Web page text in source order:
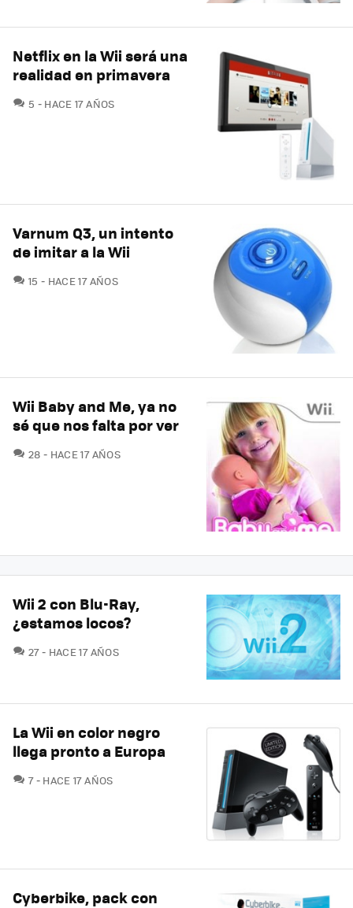
Netflix en la Wii será una
realidad en primavera
5 COMENTARIOS
HACE 17 AÑOS
Varnum Q3, un intento
de imitar a la Wii
15 COMENTARIOS
HACE 17 AÑOS
Wii Baby and Me, ya no
sé que nos falta por ver
28 COMENTARIOS
HACE 17 AÑOS
Wii 2 con Blu-Ray,
¿estamos locos?
27COMENTARIOS
HACE 17 AÑOS
La Wii en color negro
llega pronto a Europa
7COMENTARIOS
HACE 17 AÑOS
Cyberbike, pack con